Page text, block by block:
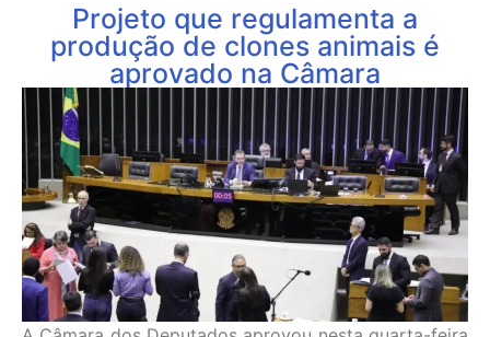
Projeto que regulamenta a
produção de clones animais é
aprovado na Câmara